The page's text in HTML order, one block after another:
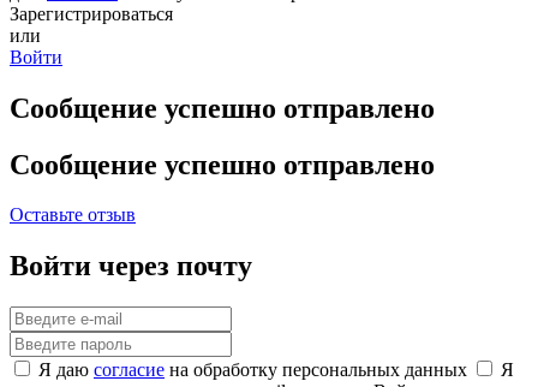
Зарегистрироваться
или
Войти
Сообщение успешно отправлено
Сообщение успешно отправлено
Оставьте отзыв
Войти через почту
Я даю согласие на обработку персональных данных
Я